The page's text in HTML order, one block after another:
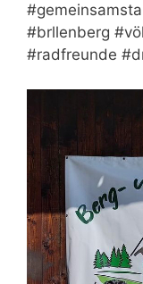
#brllenberg
#radfreunde